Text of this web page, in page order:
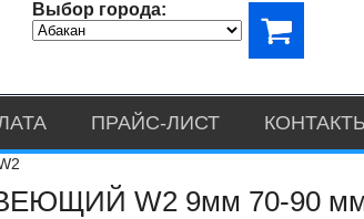
Выбор города:
ПРАЙС-ЛИСТ
W2 9мм 70-90